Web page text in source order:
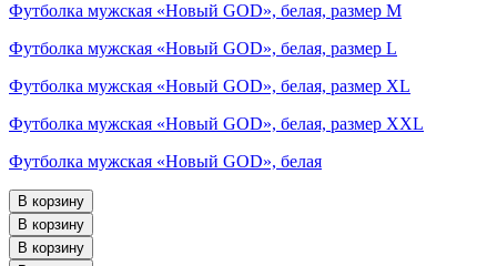
Футболка мужская «Новый GOD», белая, размер M
Футболка мужская «Новый GOD», белая, размер L
Футболка мужская «Новый GOD», белая, размер XL
Футболка мужская «Новый GOD», белая, размер XXL
Футболка мужская «Новый GOD», белая